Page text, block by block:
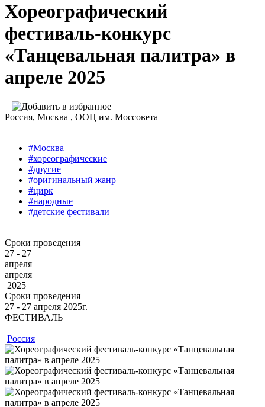
Хореографический
фестиваль-конкурс
«Танцевальная палитра» в
апреле 2025
Россия, Москва , ООЦ им. Моссовета
#Москва
#хореографические
#другие
#оригинальный жанр
#цирк
#народные
#детские фестивали
Сроки проведения
27 - 27
апреля
апреля
2025
Сроки проведения
27 ‐ 27 апреля 2025г.
ФЕСТИВАЛЬ
Россия